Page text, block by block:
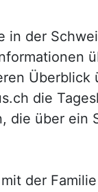
in der
die
die über ein
der